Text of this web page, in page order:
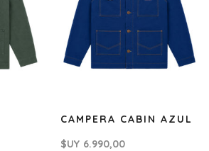
CAMPERA CABIN AZUL
$UY 6.990,00